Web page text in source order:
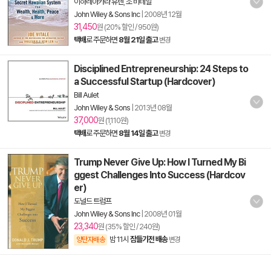
John Wiley & Sons Inc| 2008년 12월
31,450원 (20% 할인 / 950원)
택배로 주문하면 8월 21일 출고 변경
Disciplined Entrepreneurship: 24 Steps to
a Successful Startup (Hardcover)
Bill Aulet
John Wiley & Sons 2013년 08월
37,000원 (1,110원)
택배로 주문하면 8월 14일 출고 변경
Trump Never Give Up: How I Turned My Bi
ggest Challenges Into Success (Hardcov
er)
도널드 트럼프
John Wiley & Sons Inc| 2008년 01월
23,340원 (35% 할인 / 240원)
양탄자배송 밤 11시 잠들기전 배송 변경